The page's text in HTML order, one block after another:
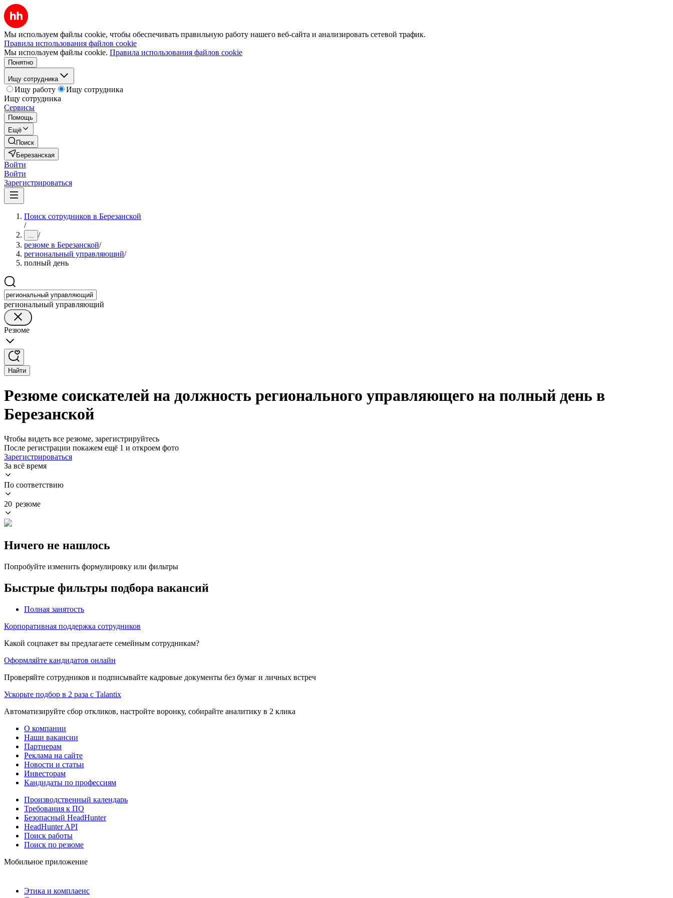
Мы используем файлы cookie, чтобы обеспечивать правильную работу нашего веб-сайта и анализировать сетевой трафик.
Правила использования файлов cookie
Мы используем файлы cookie. Правила использования файлов cookie
Понятно
Ищу сотрудника
Ищу работу
Ищу сотрудника
Ищу сотрудника
Сервисы
Помощь
Ещё
Поиск
Березанская
Войти
Войти
Зарегистрироваться
Поиск сотрудников в Березанской
/
... /
резюме в Березанской/
региональный управляющий/
полный день
региональный управляющий
Резюме
Найти
Резюме соискателей на должность регионального управляющего на полный день в
Березанской
Чтобы видеть все резюме, зарегистрируйтесь
После регистрации покажем ещё 1 и откроем фото
Зарегистрироваться
За всё время
По соответствию
20 резюме
Ничего не нашлось
Попробуйте изменить формулировку или фильтры
Быстрые фильтры подбора вакансий
Полная занятость
Корпоративная поддержка сотрудников
Какой соцпакет вы предлагаете семейным сотрудникам?
Оформляйте кандидатов онлайн
Проверяйте сотрудников и подписывайте кадровые документы без бумаг и личных встреч
Ускорьте подбор в 2 раза с Talantix
Автоматизируйте сбор откликов, настройте воронку, собирайте аналитику в 2 клика
О компании
Наши вакансии
Партнерам
Реклама на сайте
Новости и статьи
Инвесторам
Кандидаты по профессиям
Производственный календарь
Требования к ПО
Безопасный HeadHunter
HeadHunter API
Поиск работы
Поиск по резюме
Мобильное приложение
Этика и комплаенс